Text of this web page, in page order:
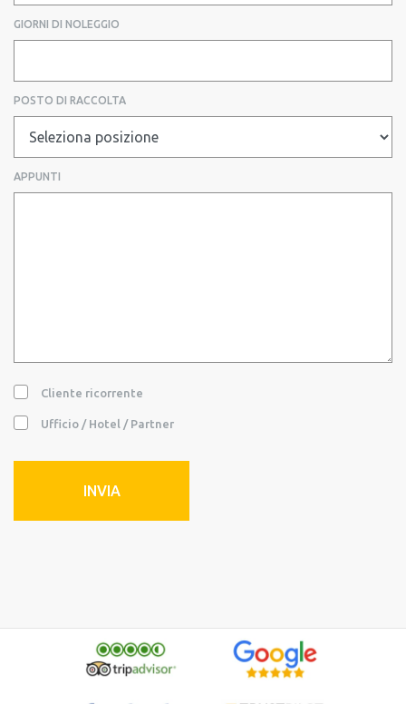
GIORNI DI NOLEGGIO
POSTO DI RACCOLTA
APPUNTI
Cliente ricorrente
Ufficio / Hotel / Partner
INVIA